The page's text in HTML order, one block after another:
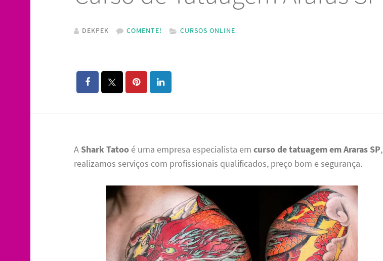
DEKPEK COMENTE! CURSOS ONLINE
A Shark Tatoo é uma empresa especialista emcurso de tatuagem em Araras SP,
realizamos serviços com profissionais qualificados, preço bom e segurança.